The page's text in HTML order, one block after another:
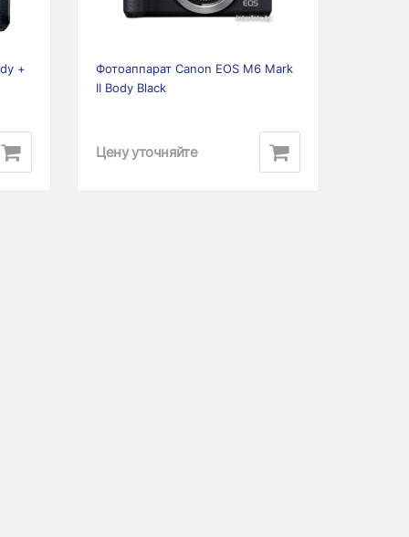
+
Фотоаппарат Canon EOS M6 Mark
II Body Black
Цену уточняйте